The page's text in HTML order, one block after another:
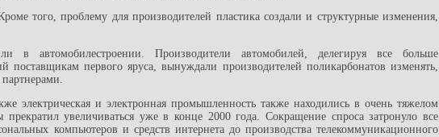
того, проблему для производителей пластика создали и структурные изменения,
в автомобилестроении. Производители автомобилей, делегируя все больше
поставщикам первого яруса, вынуждали производителей поликарбонатов изменять,
электрическая и электронная промышленность также находились в очень тяжелом
увеличиваться уже в конце 2000 года. Сокращение спроса затронуло все
компьютеров и средств интернета до производства телекоммуникационного